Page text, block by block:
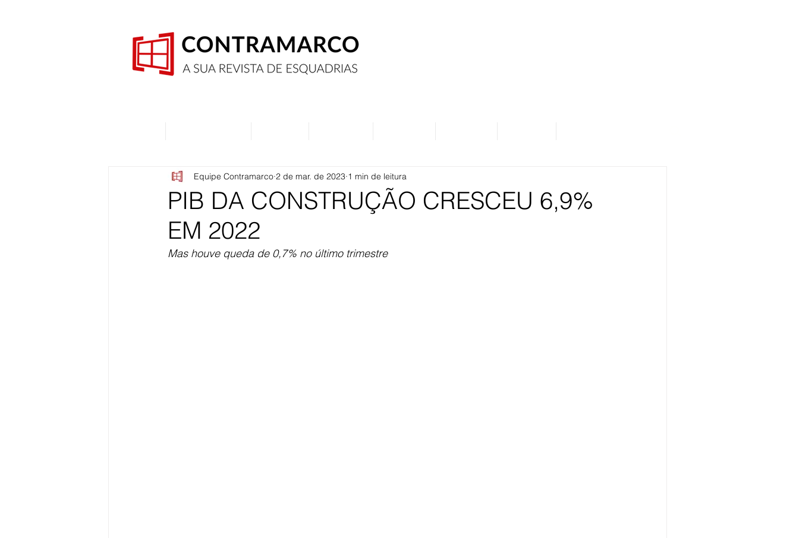
PIB DA CONSTRUÇÃO CRESCEU 6,9%
EM 2022
Equipe Contramarco 2 de mar. de 2023 1 min de leitura
Mas houve queda de 0,7% no último trimestre